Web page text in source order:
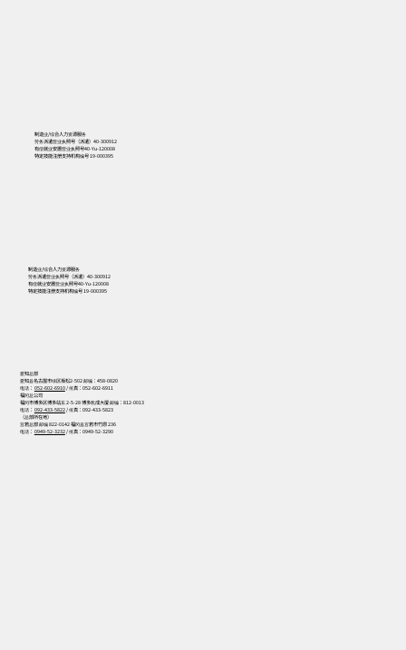
制造业/综合人力资源服务
劳务派遣营业执照号（派遣）40-300912
有偿就业安置营业执照号40-Yu-120008
特定技能注册支持机构编号 19-000395
制造业/综合人力资源服务
劳务派遣营业执照号（派遣）40-300912
有偿就业安置营业执照号40-Yu-120008
特定技能注册支持机构编号 19-000395
爱知总部
爱知县名古屋市绿区坂松2-502 邮编：458-0820
电话： 052-602-6910/ 传真：052-602-6911
福冈总公司
福冈市博多区博多站东 2-5-28 博多凯成大厦 邮编：812-0013
电话： 092-433-5822/ 传真：092-433-5823
（总部所在地）
宫若总部 邮编 822-0142 福冈县宫若市竹原 236
电话： 0949-52-3232/ 传真：0949-52-3290